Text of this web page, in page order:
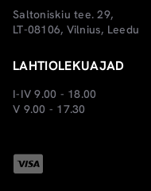
Saltoniskiu tee. 29,
LT-08106, Vilnius, Leedu
LAHTIOLEKUAJAD
I-IV 9.00 - 18.00
V 9.00 - 17.30